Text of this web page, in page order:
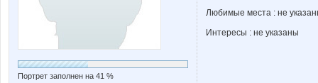
Портрет заполнен на 41 %
Любимые места : не
Интересы : не указаны